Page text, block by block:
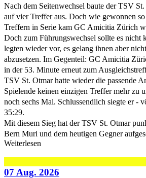
Nach dem Seitenwechsel baute der TSV
auf vier Treffer aus. Doch wie gewonnen
Treffern in Serie kam GC Amicitia Zürich
Doch zum Führungswechsel sollte es nicht
legten wieder vor, es gelang ihnen aber
abzusetzen. Im Gegenteil: GC Amicitia
in der 53. Minute erneut zum
TSV St. Otmar hatte wieder die passende
Spielende keinen einzigen Treffer mehr zu
noch sechs Mal. Schlussendlich siegte er -
35:29.
Mit diesem Sieg hat der TSV St. Otmar
Bern Muri und dem heutigen Gegner
Weiterlesen
07 Aug. 2026